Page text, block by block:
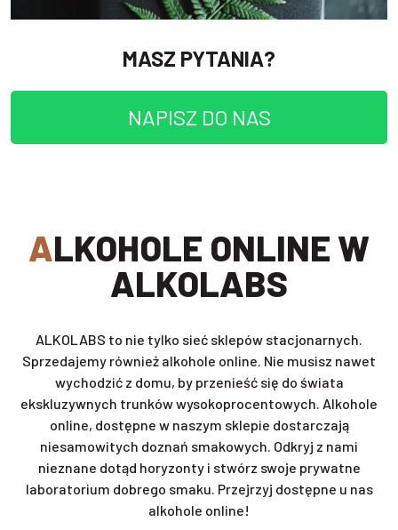
MASZ PYTANIA?
NAPISZ DO NAS
ALKOHOLE ONLINE W
ALKOLABS
ALKOLABS to nie tylko sieć sklepów stacjonarnych.
Sprzedajemy również alkohole online. Nie musisz nawet
wychodzić z domu, by przenieść się do świata
ekskluzywnych trunków wysokoprocentowych. Alkohole
online, dostępne w naszym sklepie dostarczają
niesamowitych doznań smakowych. Odkryj z nami
nieznane dotąd horyzonty i stwórz swoje prywatne
laboratorium dobrego smaku. Przejrzyj dostępne u nas
alkohole online!